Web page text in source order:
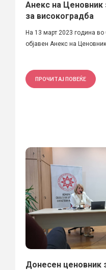
Анекс на Ценовник
за високоградба
На 13 март 2023 година
објавен Анекс на
ПРОЧИТАЈ ПОВЕЌЕ
Донесен ценовник